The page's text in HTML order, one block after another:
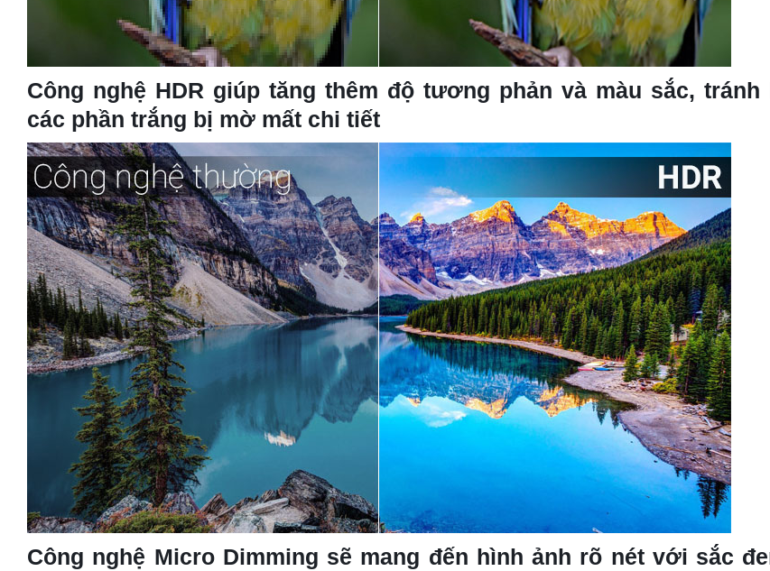
Công nghệ HDR giúp tăng thêm độ tương phản và màu sắc,
các phần trắng bị mờ mất chi tiết
Công nghệ Micro Dimming sẽ mang đến hình ảnh rõ nét với sắc